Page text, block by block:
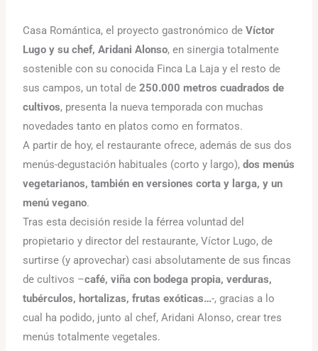
Casa Romántica, el proyecto gastronómico deVíctor
Lugo y su chef, Aridani Alonso, en sinergia totalmente
sostenible con su conocida Finca La Laja y el resto de
sus campos, un total de250.000 metros cuadrados de
cultivos, presenta la nueva temporada con muchas
novedades tanto en platos como en formatos.
A partir de hoy, el restaurante ofrece, además de sus dos
menús-degustación habituales (corto y largo),dos menús
vegetarianos, también en versiones corta y larga, y un
menú vegano.
Tras esta decisión reside la férrea voluntad del
propietario y director del restaurante, Víctor Lugo, de
surtirse (y aprovechar) casi absolutamente de sus fincas
de cultivos –café, viña con bodega propia, verduras,
tubérculos, hortalizas, frutas exóticas…-, gracias a lo
cual ha podido, junto al chef, Aridani Alonso, crear tres
menús totalmente vegetales.